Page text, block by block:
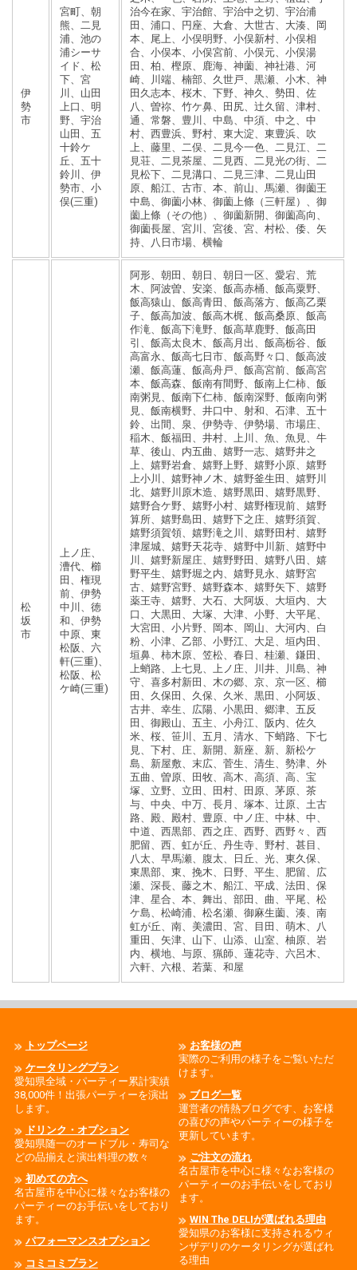
伊
勢
市
宮町、朝
熊、二見
浦、池の
浦シーサ
イド、松
下、宮
川、山田
上口、明
野、宇治
山田、五
十鈴ケ
丘、五十
鈴川、伊
勢市、小
俣(三重)
治今在家、宇治館、宇治中之切、宇治浦
田、浦口、円座、大倉、大世古、大湊、岡
本、尾上、小俣明野、小俣新村、小俣相
合、小俣本、小俣宮前、小俣元、小俣湯
田、柏、樫原、鹿海、神薗、神社港、河
崎、川端、楠部、久世戸、黒瀬、小木、神
田久志本、桜木、下野、神久、勢田、佐
八、曽祢、竹ケ鼻、田尻、辻久留、津村、
通、常磐、豊川、中島、中須、中之、中
村、西豊浜、野村、東大淀、東豊浜、吹
上、藤里、二俣、二見今一色、二見江、二
見荘、二見茶屋、二見西、二見光の街、二
見松下、二見溝口、二見三津、二見山田
原、船江、古市、本、前山、馬瀬、御薗王
中島、御薗小林、御薗上條（三軒屋）、御
薗上條（その他）、御薗新開、御薗高向、
御薗長屋、宮川、宮後、宮、村松、倭、矢
持、八日市場、横輪
松
坂
市
上ノ庄、
漕代、櫛
田、権現
前、伊勢
中川、徳
和、伊勢
中原、東
松阪、六
軒(三重)、
松阪、松
ケ崎(三重)
阿形、朝田、朝日、朝日一区、愛宕、荒
木、阿波曽、安楽、飯高赤桶、飯高粟野、
飯高猿山、飯高青田、飯高落方、飯高乙栗
子、飯高加波、飯高木梶、飯高桑原、飯高
作滝、飯高下滝野、飯高草鹿野、飯高田
引、飯高太良木、飯高月出、飯高栃谷、飯
高富永、飯高七日市、飯高野々口、飯高波
瀬、飯高蓮、飯高舟戸、飯高宮前、飯高宮
本、飯高森、飯南有間野、飯南上仁柿、飯
南粥見、飯南下仁柿、飯南深野、飯南向粥
見、飯南横野、井口中、射和、石津、五十
鈴、出間、泉、伊勢寺、伊勢場、市場庄、
稲木、飯福田、井村、上川、魚、魚見、牛
草、後山、内五曲、嬉野一志、嬉野井之
上、嬉野岩倉、嬉野上野、嬉野小原、嬉野
上小川、嬉野神ノ木、嬉野釜生田、嬉野川
北、嬉野川原木造、嬉野黒田、嬉野黒野、
嬉野合ケ野、嬉野小村、嬉野権現前、嬉野
算所、嬉野島田、嬉野下之庄、嬉野須賀、
嬉野須賀領、嬉野滝之川、嬉野田村、嬉野
津屋城、嬉野天花寺、嬉野中川新、嬉野中
川、嬉野新屋庄、嬉野野田、嬉野八田、嬉
野平生、嬉野堀之内、嬉野見永、嬉野宮
古、嬉野宮野、嬉野森本、嬉野矢下、嬉野
薬王寺、嬉野、大石、大阿坂、大垣内、大
口、大黒田、大塚、大津、小野、大平尾、
大宮田、小片野、岡本、岡山、大河内、白
粉、小津、乙部、小野江、大足、垣内田、
垣鼻、柿木原、笠松、春日、桂瀬、鎌田、
上蛸路、上七見、上ノ庄、川井、川島、神
守、喜多村新田、木の郷、京、京一区、櫛
田、久保田、久保、久米、黒田、小阿坂、
古井、幸生、広陽、小黒田、郷津、五反
田、御殿山、五主、小舟江、阪内、佐久
米、桜、笹川、五月、清水、下蛸路、下七
見、下村、庄、新開、新座、新、新松ケ
島、新屋敷、末広、菅生、清生、勢津、外
五曲、曽原、田牧、高木、高須、高、宝
塚、立野、立田、田村、田原、茅原、茶
与、中央、中万、長月、塚本、辻原、土古
路、殿、殿村、豊原、中ノ庄、中林、中、
中道、西黒部、西之庄、西野、西野々、西
肥留、西、虹が丘、丹生寺、野村、甚目、
八太、早馬瀬、腹太、日丘、光、東久保、
東黒部、東、挽木、日野、平生、肥留、広
瀬、深長、藤之木、船江、平成、法田、保
津、星合、本、舞出、部田、曲、平尾、松
ケ島、松崎浦、松名瀬、御麻生薗、湊、南
虹が丘、南、美濃田、宮、目田、萌木、八
重田、矢津、山下、山添、山室、柚原、岩
内、横地、与原、猟師、蓮花寺、六呂木、
六軒、六根、若葉、和屋
トップページ
ケータリングプラン
愛知県全域・パーティー累計実績
38,000件！出張パーティーを演出
します。
ドリンク・オプション
愛知県随一のオードブル・寿司な
どの品揃えと演出料理の数々
初めての方へ
名古屋市を中心に様々なお客様の
パーティーのお手伝いをしており
ます。
パフォーマンスオプション
コミコミプラン
お客様の声
実際のご利用の様子をご覧いただ
けます。
ブログ一覧
運営者の情熱ブログです、お客様
の喜びの声やパーティーの様子を
更新しています。
ご注文の流れ
名古屋市を中心に様々なお客様の
パーティーのお手伝いをしており
ます。
WIN The DELIが選ばれる理由
愛知県のお客様に支持されるウィ
ンザデリのケータリングが選ばれ
る理由